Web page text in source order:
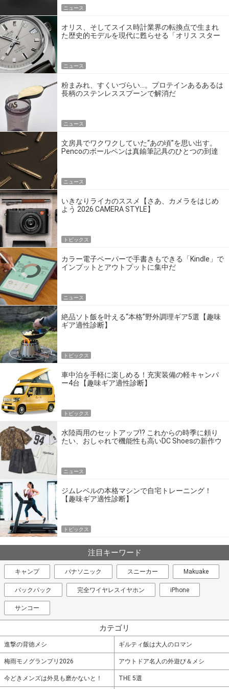
ニュース
オリス、そしてスイス時計業界の転換点で生まれ
た歴史的モデルを現代に甦らせる「オリス スター
ニュース
粉まみれ、すくいづらい…。プロテインあるあるは
長柄のステンレススプーンで解消だ
ニュース
文房具でワクワクしていた“あの頃”を思い出す。
Pencoのボールペンは真鍮筆記具のひとつの到達
ニュース
いきなりライカのススメ【さあ、カメラをはじめ
よう 2026 CAMERA STYLE】
トピックス
カラー電子ペーパーで手書きもできる「Kindle」で
インプットとアウトプットに集中だ
ニュース
絶品ソト飯を叶える“本格”野外調理ギア5選【趣味
ギア適性診断】
トピックス
車中泊を手軽に楽しめる！充実装備の軽キャンパ
ー4台【趣味ギア適性診断】
トピックス
水陸両用のセットアップ!? これからの時季に頼り
たい、おしゃれで機能性も高いDC Shoesの新作ウ
ニュース
ジムレベルの本格マシンで自宅トレーニング！
【趣味ギア適性診断】
トピックス
注目キーワード
キャンプ パナソニック スニーカー Makuake
バックパック 完全ワイヤレスイヤホン iPhone
サンコー
カテゴリ
進撃の背徳メシ ギルティ飯は大人のロマン
梅雨モノグランプリ2026 アウトドア名人の外遊び＆メシ
今どきメンズは外見も磨かないと！ THE 5選